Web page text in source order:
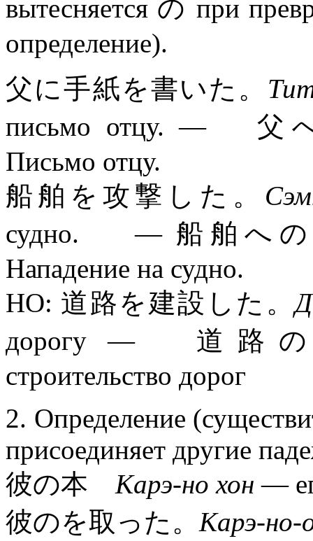
вытесняется の при
определение).
父に手紙を書いた。
письмо отцу. —
Письмо отцу.
船舶を攻撃した。
судно. — 船舶へ
Нападение на судно.
НО: 道路を建設した。
дорогу — 道路
строительство дорог
2. Определение
присоединяет другие
彼の本 Карэ-но хон —
彼のを取った。 Карэ-